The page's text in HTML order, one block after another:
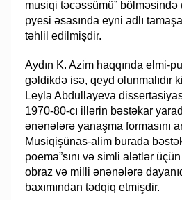
musiqi təcəssümü” bölməsində
pyesi əsasında eyni adlı
təhlil edilmişdir.
​Aydın K. Azim haqqında elmi-
gəldikdə isə, qeyd olunmalıdır
Leyla Abdullayeva
1970-80-cı illərin bəstəkar
ənənələrə yanaşma formasını
Musiqişünas-alim burada
poema”sını və simli alətlər
obraz və milli ənənələrə
baxımından tədqiq etmişdir.